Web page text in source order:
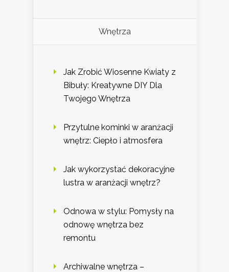
Wnętrza
Jak Zrobić Wiosenne Kwiaty z
Bibuły: Kreatywne DIY Dla
Twojego Wnętrza
Przytulne kominki w aranżacji
wnętrz: Ciepło i atmosfera
Jak wykorzystać dekoracyjne
lustra w aranżacji wnętrz?
Odnowa w stylu: Pomysły na
odnowę wnętrza bez
remontu
Archiwalne wnętrza –